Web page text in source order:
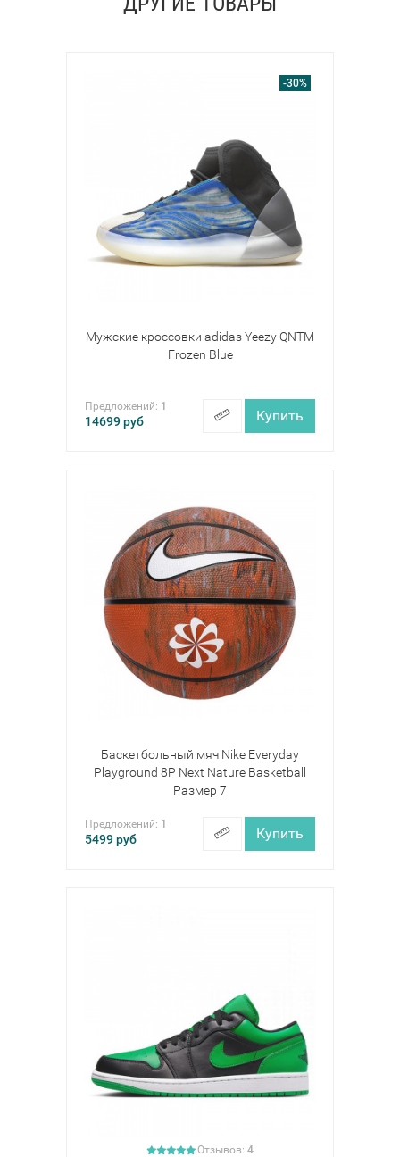
-30%
Мужские кроссовки adidas Yeezy QNTM
Frozen Blue
Предложений: 1
14699руб Купить
Баскетбольный мяч Nike Everyday
Playground 8P Next Nature Basketball
Размер 7
Предложений: 1
5499руб Купить
Отзывов: 4